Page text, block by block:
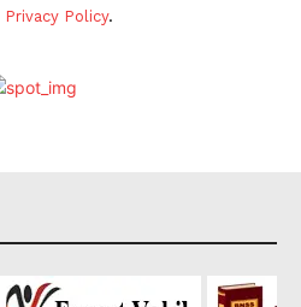
Privacy Policy.